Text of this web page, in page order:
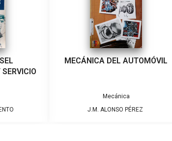
MECÁNICA DEL AUTOMÓVIL
Mecánica
J.M. ALONSO PÉREZ